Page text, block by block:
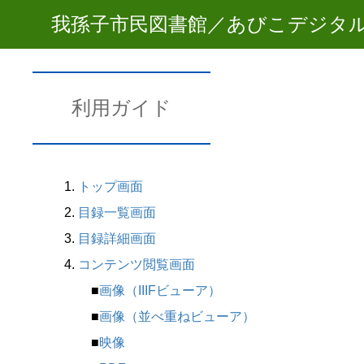
我孫子市民図書館／あびこデジタ